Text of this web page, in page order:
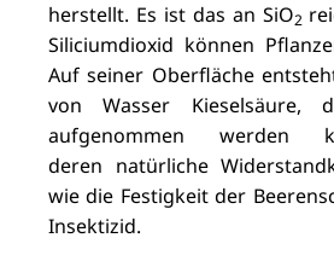
herstellt. Es ist das an SiO2
Siliciumdioxid können
Auf seiner Oberfläche
von Wasser
aufgenommen
deren natürliche
wie die Festigkeit der
Insektizid.